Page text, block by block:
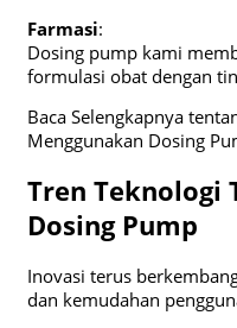
Farmasi:
Dosing pump kami
formulasi obat dengan
Baca Selengkapnya
Menggunakan Dosing
Tren Teknologi
Dosing Pump
Inovasi terus
dan kemudahan